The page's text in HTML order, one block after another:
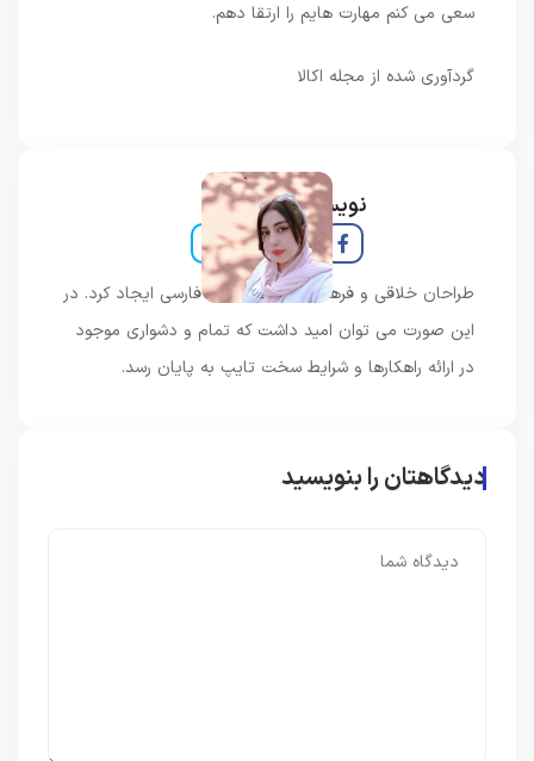
سعی می کنم مهارت هایم را ارتقا دهم.
گردآوری شده از مجله اکالا
نویسنده و خبرنگار
طراحان خلاقی و فرهنگ پیشرو در زبان فارسی ایجاد کرد. در
این صورت می توان امید داشت که تمام و دشواری موجود
در ارائه راهکارها و شرایط سخت تایپ به پایان رسد.
دیدگاهتان را بنویسید